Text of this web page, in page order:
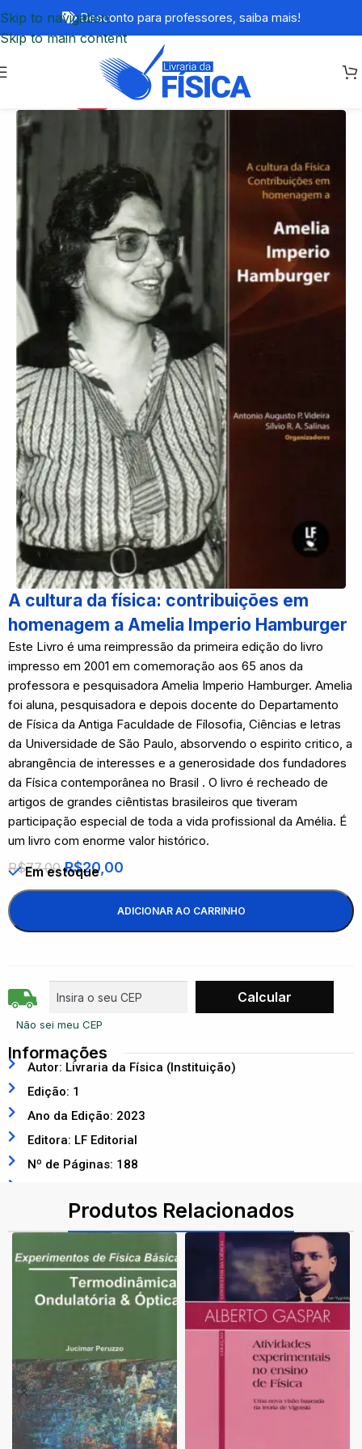
Skip to navigation
Skip to main content
Desconto para professores, saiba mais!
A cultura da física: contribuições em
homenagem a Amelia Imperio Hamburger
Este Livro é uma reimpressão da primeira edição do livro
impresso em 2001 em comemoração aos 65 anos da
professora e pesquisadora Amelia Imperio Hamburger. Amelia
foi aluna, pesquisadora e depois docente do Departamento
de Física da Antiga Faculdade de Fílosofia, Ciências e letras
da Universidade de São Paulo, absorvendo o espirito critico, a
abrangência de interesses e a generosidade dos fundadores
da Física contemporânea no Brasil . O livro é recheado de
artigos de grandes ciêntistas brasileiros que tiveram
participação especial de toda a vida profissional da Amélia. É
um livro com enorme valor histórico.
R$77,00 R$20,00
Em estoque
ADICIONAR AO CARRINHO
Não sei meu CEP
Informações
Autor: Livraria da Física (Instituição)
Edição: 1
Ano da Edição: 2023
Editora: LF Editorial
Nº de Páginas: 188
Produtos Relacionados